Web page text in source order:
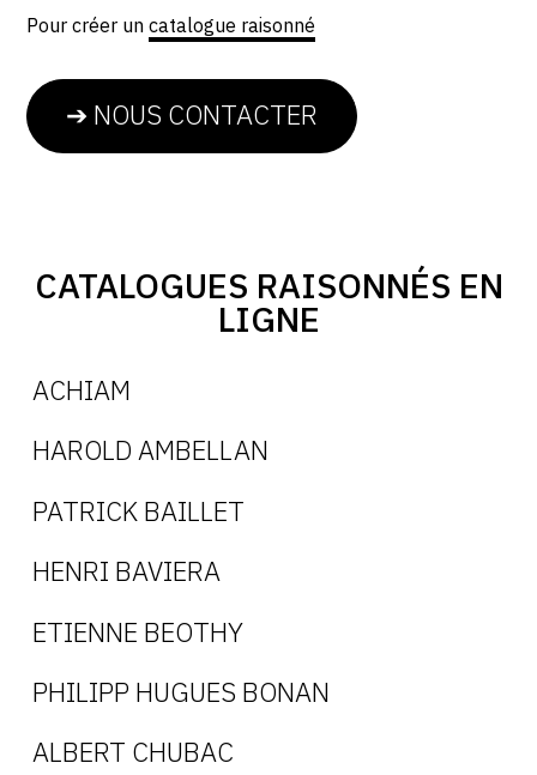
ABONNEMENTS DÉDIÉS AUX GALERISTES
CRÉER SON CATALOGUE D'EXPO
PUBLIER SES EXPOSITIONS
À PROPOS
CONTACT
SUIVEZ-NOUS
INSTAGRAM
FACEBOOK
Pour créer uncatalogue raisonné
➔ NOUS CONTACTER
CATALOGUES RAISONNÉS EN
LIGNE
ACHIAM
HAROLD AMBELLAN
PATRICK BAILLET
HENRI BAVIERA
ETIENNE BEOTHY
PHILIPP HUGUES BONAN
ALBERT CHUBAC